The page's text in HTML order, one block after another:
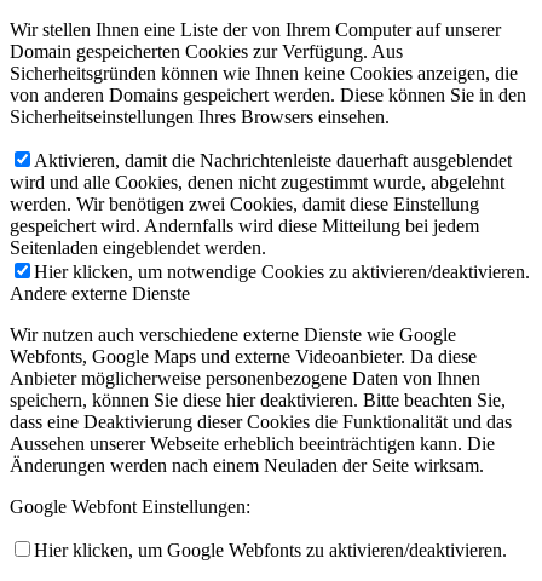
Wir stellen Ihnen eine Liste der von Ihrem Computer auf unserer
Domain gespeicherten Cookies zur Verfügung. Aus
Sicherheitsgründen können wie Ihnen keine Cookies anzeigen, die
von anderen Domains gespeichert werden. Diese können Sie in den
Sicherheitseinstellungen Ihres Browsers einsehen.
Aktivieren, damit die Nachrichtenleiste dauerhaft ausgeblendet
wird und alle Cookies, denen nicht zugestimmt wurde, abgelehnt
werden. Wir benötigen zwei Cookies, damit diese Einstellung
gespeichert wird. Andernfalls wird diese Mitteilung bei jedem
Seitenladen eingeblendet werden.
Hier klicken, um notwendige Cookies zu aktivieren/deaktivieren.
Andere externe Dienste
Wir nutzen auch verschiedene externe Dienste wie Google
Webfonts, Google Maps und externe Videoanbieter. Da diese
Anbieter möglicherweise personenbezogene Daten von Ihnen
speichern, können Sie diese hier deaktivieren. Bitte beachten Sie,
dass eine Deaktivierung dieser Cookies die Funktionalität und das
Aussehen unserer Webseite erheblich beeinträchtigen kann. Die
Änderungen werden nach einem Neuladen der Seite wirksam.
Google Webfont Einstellungen:
Hier klicken, um Google Webfonts zu aktivieren/deaktivieren.